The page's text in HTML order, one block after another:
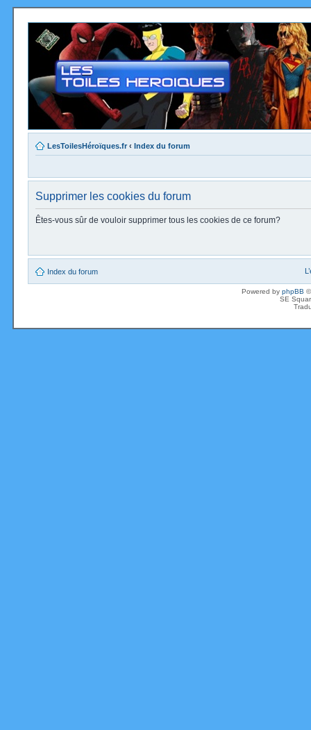
LesToilesHéroïques.fr ‹ Index du forum
Supprimer les cookies du forum
Êtes-vous sûr de vouloir supprimer tous les cookies de ce forum?
Index du forum
Powered by phpBB
SE